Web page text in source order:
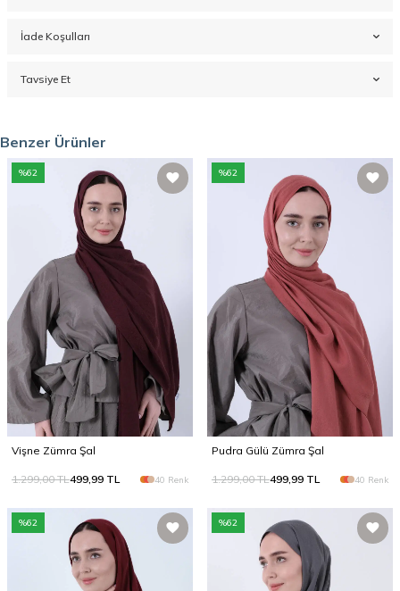
İade Koşulları
Tavsiye Et
Benzer Ürünler
%62
Vişne Zümra Şal
1.299,00TL499,99 TL 40 Renk
%62
Pudra Gülü Zümra Şal
1.299,00TL499,99 TL 40 Renk
%62 %62